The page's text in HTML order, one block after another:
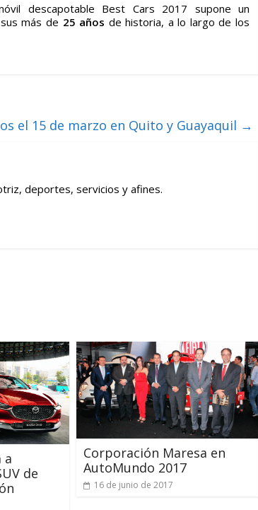
descapotable Best Cars 2017 supone un
más de 25 años de historia, a lo largo de los
el 15 de marzo en Quito y Guayaquil →
deportes, servicios y afines.
a
de
Corporación Maresa en
AutoMundo 2017
16 de junio de 2017